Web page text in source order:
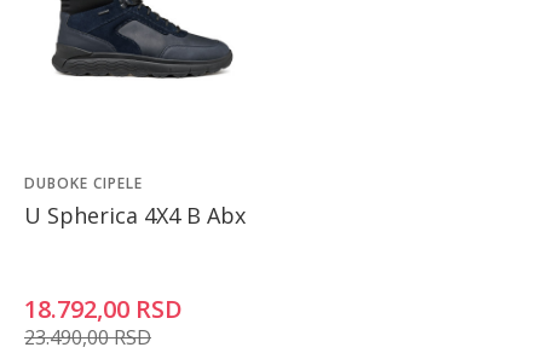
DUBOKE CIPELE
U Spherica 4X4 B Abx
18.792,00 RSD
23.490,00RSD